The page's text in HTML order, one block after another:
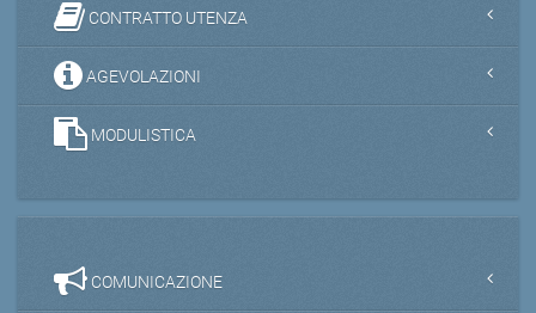
CONTRATTO UTENZA
AGEVOLAZIONI
MODULISTICA
COMUNICAZIONE